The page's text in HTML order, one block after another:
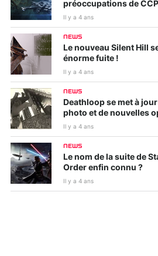
préoccupations de CCP
Il y a 4 ans
NEWS
Le nouveau Silent Hill
énorme fuite !
Il y a 4 ans
NEWS
Deathloop se met à
photo et de nouvelles
Il y a 4 ans
NEWS
Le nom de la suite de
Order enfin connu ?
Il y a 4 ans